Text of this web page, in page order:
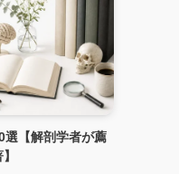
選【解剖学者が薦